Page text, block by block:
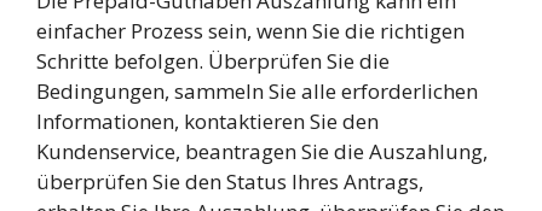
einfacher Prozess sein, wenn Sie die richtigen
Schritte befolgen. Überprüfen Sie die
Bedingungen, sammeln Sie alle erforderlichen
Informationen, kontaktieren Sie den
Kundenservice, beantragen Sie die Auszahlung,
überprüfen Sie den Status Ihres Antrags,